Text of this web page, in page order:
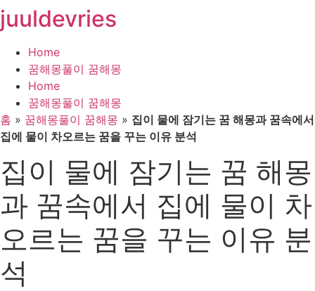
콘
텐
뛰
기
juuldevries
Home
꿈해몽풀이 꿈해몽
Home
꿈해몽풀이 꿈해몽
홈 » 꿈해몽풀이 꿈해몽 » 집이 물에 잠기는 꿈 해몽과 꿈속에서
집에 물이 차오르는 꿈을 꾸는 이유 분석
집이 물에 잠기는 꿈 해몽
과 꿈속에서 집에 물이 차
오르는 꿈을 꾸는 이유 분
석